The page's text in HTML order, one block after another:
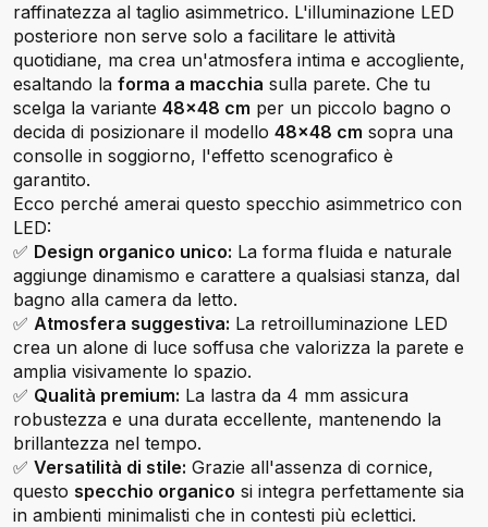
raffinatezza al taglio asimmetrico. L'illuminazione LED
posteriore non serve solo a facilitare le attività
quotidiane, ma crea un'atmosfera intima e accogliente,
esaltando la forma a macchia sulla parete. Che tu
scelga la variante 48x48 cm per un piccolo bagno o
decida di posizionare il modello 48x48 cm sopra una
consolle in soggiorno, l'effetto scenografico è
garantito.
Ecco perché amerai questo specchio asimmetrico con
LED:
✅ Design organico unico: La forma fluida e naturale
aggiunge dinamismo e carattere a qualsiasi stanza, dal
bagno alla camera da letto.
✅ Atmosfera suggestiva: La retroilluminazione LED
crea un alone di luce soffusa che valorizza la parete e
amplia visivamente lo spazio.
✅ Qualità premium: La lastra da 4 mm assicura
robustezza e una durata eccellente, mantenendo la
brillantezza nel tempo.
✅ Versatilità di stile: Grazie all'assenza di cornice,
questo specchio organico si integra perfettamente sia
in ambienti minimalisti che in contesti più eclettici.